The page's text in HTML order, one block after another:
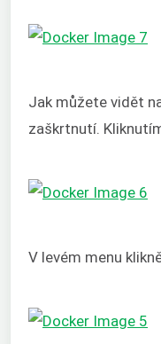
Jak můžete vidět
zaškrtnutí.
V levém menu